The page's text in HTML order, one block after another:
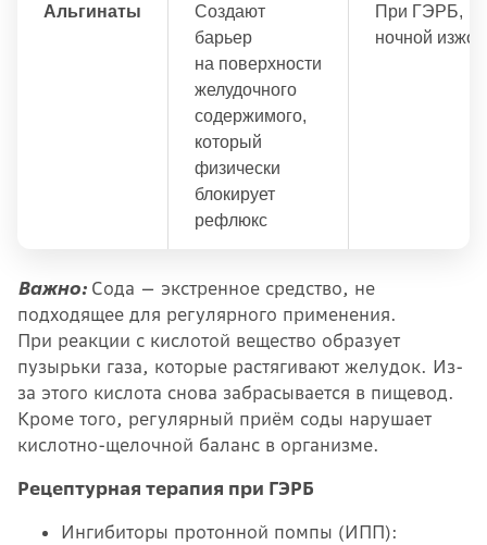
Альгинаты
Создают
барьер
на поверхности
желудочного
содержимого,
который
физически
блокирует
рефлюкс
При ГЭРБ,
ночной
Важно: Сода — экстренное средство, не
подходящее для регулярного применения.
При реакции с кислотой вещество образует
пузырьки газа, которые растягивают желудок. Из-
за этого кислота снова забрасывается в пищевод.
Кроме того, регулярный приём соды нарушает
кислотно-щелочной баланс в организме.
Рецептурная терапия при ГЭРБ
Ингибиторы протонной помпы (ИПП):